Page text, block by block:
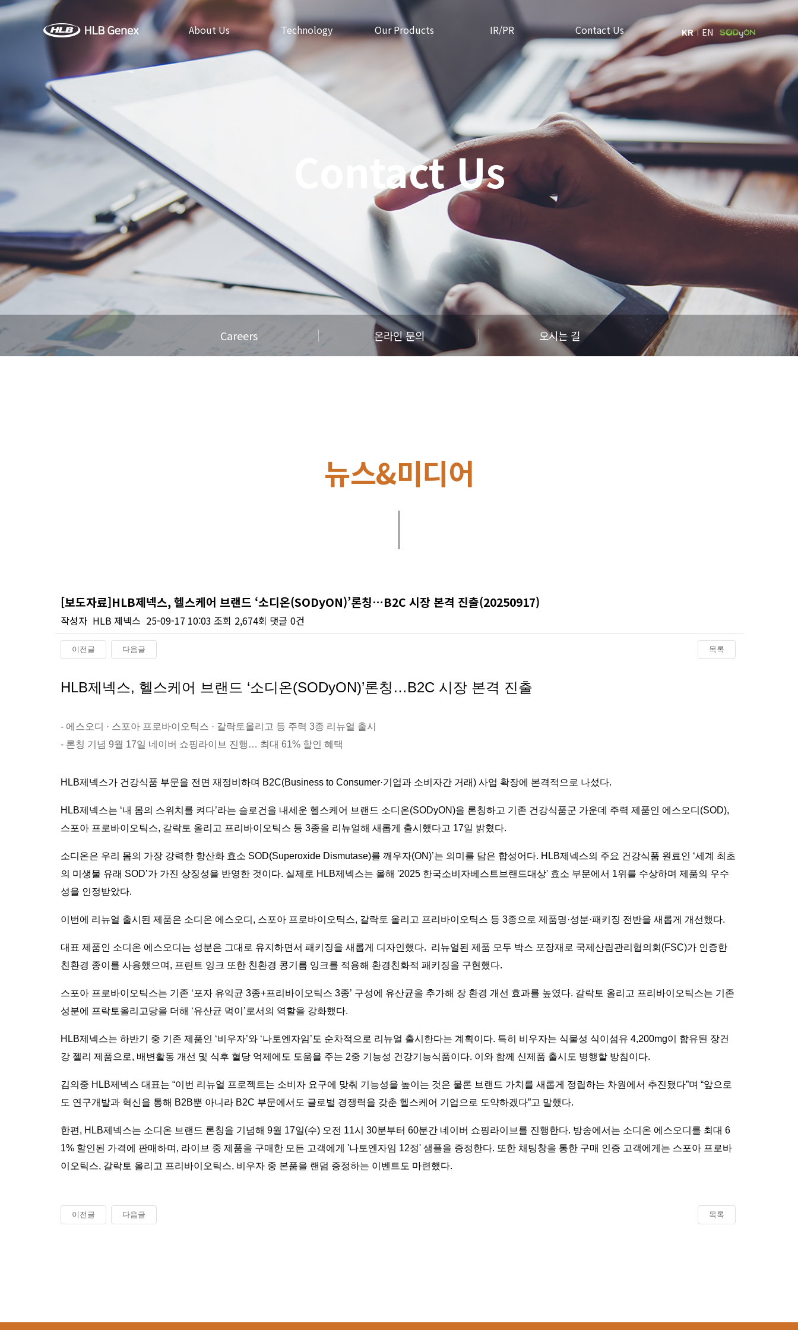
About Us Technology Our Products IR/PR Contact Us KR EN
Contact Us
Careers 온라인 문의 오시는 길
뉴스&미디어
[보도자료]HLB제넥스, 헬스케어 브랜드 ‘소디온(SODyON)’론칭…B2C 시장 본격 진출(20250917)
작성자 HLB 제넥스 25-09-17 10:03 조회 2,674회 댓글 0건
이전글 다음글 목록
HLB제넥스, 헬스케어 브랜드 ‘소디온(SODyON)’론칭…B2C 시장 본격 진출
- 에스오디 · 스포아 프로바이오틱스 · 갈락토올리고 등 주력 3종 리뉴얼 출시
- 론칭 기념 9월 17일 네이버 쇼핑라이브 진행… 최대 61% 할인 혜택
HLB제넥스가 건강식품 부문을 전면 재정비하며 B2C(Business to Consumer·기업과 소비자간 거래) 사업 확장에 본격적으로 나섰다.
HLB제넥스는 ‘내 몸의 스위치를 켜다’라는 슬로건을 내세운 헬스케어 브랜드 소디온(SODyON)을 론칭하고 기존 건강식품군 가운데 주력 제품인 에스오디(SOD),
스포아 프로바이오틱스, 갈락토 올리고 프리바이오틱스 등 3종을 리뉴얼해 새롭게 출시했다고 17일 밝혔다.
소디온은 우리 몸의 가장 강력한 항산화 효소 SOD(Superoxide Dismutase)를 깨우자(ON)’는 의미를 담은 합성어다. HLB제넥스의 주요 건강식품 원료인 ‘세계 최초
의 미생물 유래 SOD’가 가진 상징성을 반영한 것이다. 실제로 HLB제넥스는 올해 '2025 한국소비자베스트브랜드대상' 효소 부문에서 1위를 수상하며 제품의 우수
성을 인정받았다.
이번에 리뉴얼 출시된 제품은 소디온 에스오디, 스포아 프로바이오틱스, 갈락토 올리고 프리바이오틱스 등 3종으로 제품명·성분·패키징 전반을 새롭게 개선했다.
대표 제품인 소디온 에스오디는 성분은 그대로 유지하면서 패키징을 새롭게 디자인했다. 리뉴얼된 제품 모두 박스 포장재로 국제산림관리협의회(FSC)가 인증한
친환경 종이를 사용했으며, 프린트 잉크 또한 친환경 콩기름 잉크를 적용해 환경친화적 패키징을 구현했다.
스포아 프로바이오틱스는 기존 ‘포자 유익균 3종+프리바이오틱스 3종’ 구성에 유산균을 추가해 장 환경 개선 효과를 높였다. 갈락토 올리고 프리바이오틱스는 기존
성분에 프락토올리고당을 더해 ‘유산균 먹이’로서의 역할을 강화했다.
HLB제넥스는 하반기 중 기존 제품인 ‘비우자’와 ‘나토엔자임’도 순차적으로 리뉴얼 출시한다는 계획이다. 특히 비우자는 식물성 식이섬유 4,200mg이 함유된 장건
강 젤리 제품으로, 배변활동 개선 및 식후 혈당 억제에도 도움을 주는 2중 기능성 건강기능식품이다. 이와 함께 신제품 출시도 병행할 방침이다.
김의중 HLB제넥스 대표는 “이번 리뉴얼 프로젝트는 소비자 요구에 맞춰 기능성을 높이는 것은 물론 브랜드 가치를 새롭게 정립하는 차원에서 추진됐다”며 “앞으로
도 연구개발과 혁신을 통해 B2B뿐 아니라 B2C 부문에서도 글로벌 경쟁력을 갖춘 헬스케어 기업으로 도약하겠다”고 말했다.
한편, HLB제넥스는 소디온 브랜드 론칭을 기념해 9월 17일(수) 오전 11시 30분부터 60분간 네이버 쇼핑라이브를 진행한다. 방송에서는 소디온 에스오디를 최대 6
1% 할인된 가격에 판매하며, 라이브 중 제품을 구매한 모든 고객에게 '나토엔자임 12정' 샘플을 증정한다. 또한 채팅창을 통한 구매 인증 고객에게는 스포아 프로바
이오틱스, 갈락토 올리고 프리바이오틱스, 비우자 중 본품을 랜덤 증정하는 이벤트도 마련했다.
이전글 다음글 목록